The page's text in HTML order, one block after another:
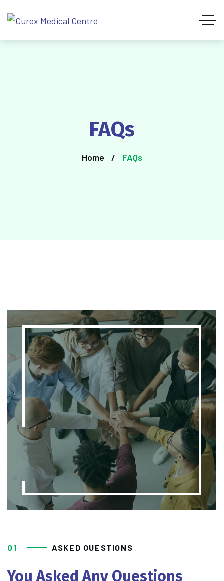
FAQs
Home FAQs
01 ASKED QUESTIONS
You Asked Any Questions